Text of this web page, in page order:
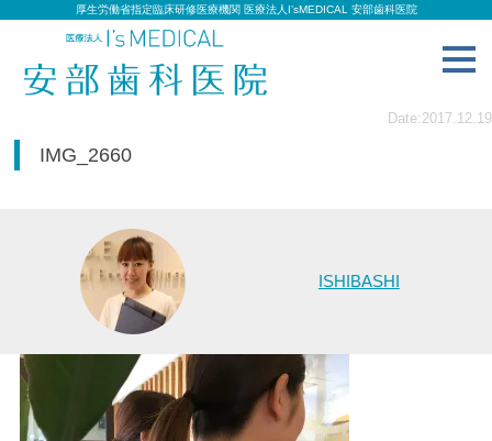
厚生労働省指定臨床研修医療機関 医療法人I’sMEDICAL 安部歯科医院
Date:2017.12.19
IMG_2660
ISHIBASHI